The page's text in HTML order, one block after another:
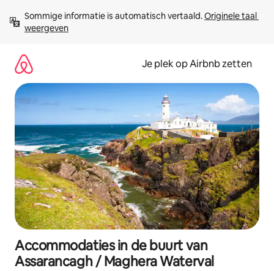
direct
naar
Sommige informatie is automatisch vertaald. Originele taal
weergeven
Je plek op Airbnb zetten
Accommodaties in de buurt van
Assarancagh / Maghera Waterval